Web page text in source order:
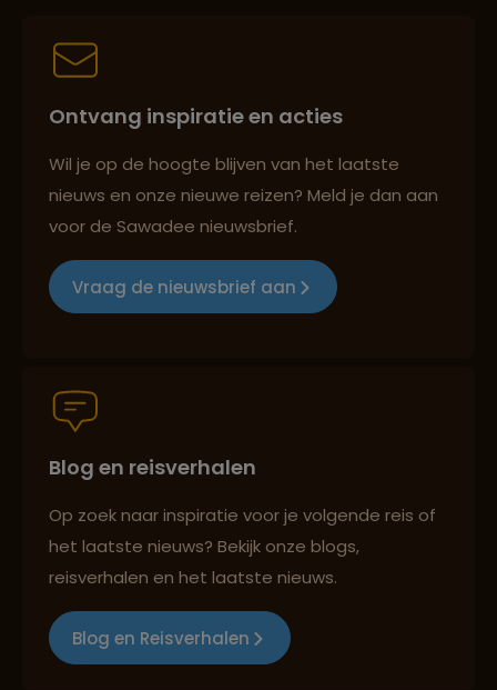
Persoonlijk en deskundig reisadvies
Reizen met oog voor mens, cultuur en milieu
Persoonlijk en deskundig reisadvies
Best beoordeelde reisroutes
Ontvang inspiratie en acties
Wil je op de hoogte blijven van het laatste
nieuws en onze nieuwe reizen? Meld je dan aan
voor de Sawadee nieuwsbrief.
Vraag de nieuwsbrief aan
Blog en reisverhalen
Op zoek naar inspiratie voor je volgende reis of
het laatste nieuws? Bekijk onze blogs,
reisverhalen en het laatste nieuws.
Blog en Reisverhalen